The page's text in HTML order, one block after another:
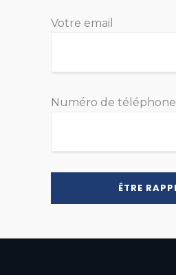
Votre email
Numéro de téléphone